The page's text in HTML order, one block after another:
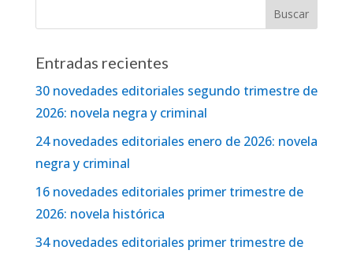
Entradas recientes
30 novedades editoriales segundo trimestre de
2026: novela negra y criminal
24 novedades editoriales enero de 2026: novela
negra y criminal
16 novedades editoriales primer trimestre de
2026: novela histórica
34 novedades editoriales primer trimestre de